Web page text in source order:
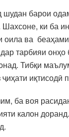
барои
ки ба
ва
тарбияи
Тибқи
ҷиҳати
ба воя
калон